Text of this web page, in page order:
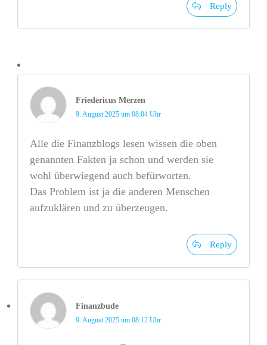
Reply
Friedericus Merzen
9. August 2025 um 08:04 Uhr
Alle die Finanzblogs lesen wissen die oben
genannten Fakten ja schon und werden sie
wohl überwiegend auch befürworten.
Das Problem ist ja die anderen Menschen
aufzuklären und zu überzeugen.
Reply
Finanzbude
9. August 2025 um 08:12 Uhr